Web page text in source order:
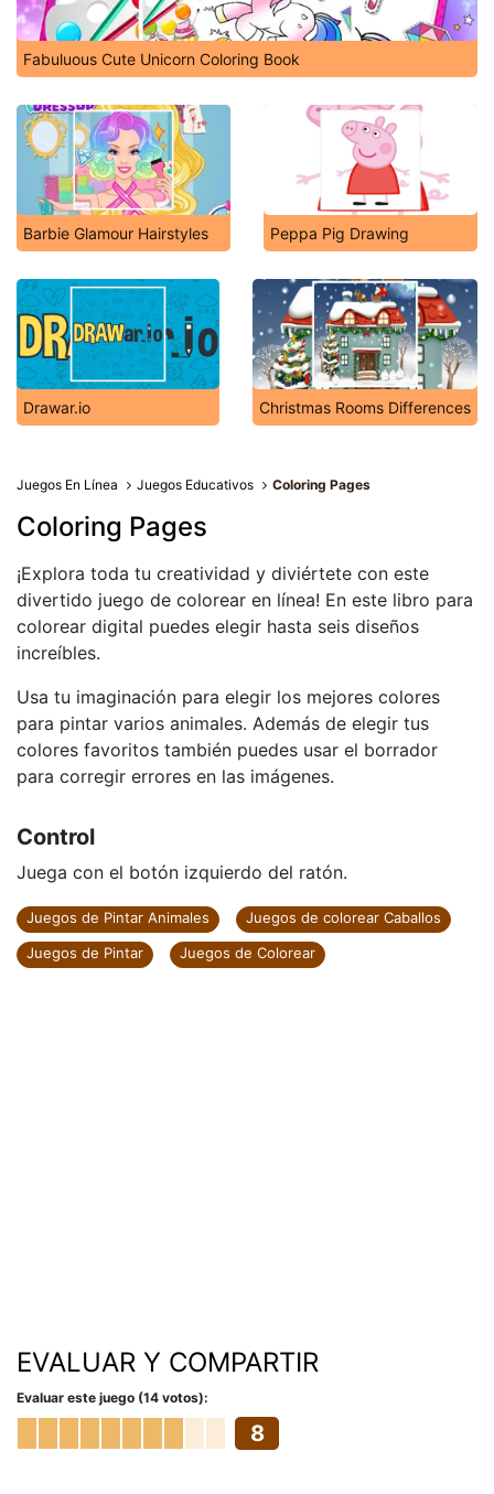
Fabuluous Cute Unicorn Coloring Book
Barbie Glamour Hairstyles Peppa Pig Drawing
Drawar.io Christmas Rooms Differences
Juegos En Línea Juegos Educativos Coloring Pages
Coloring Pages
¡Explora toda tu creatividad y diviértete con este
divertido juego de colorear en línea! En este libro para
colorear digital puedes elegir hasta seis diseños
increíbles.
Usa tu imaginación para elegir los mejores colores
para pintar varios animales. Además de elegir tus
colores favoritos también puedes usar el borrador
para corregir errores en las imágenes.
Control
Juega con el botón izquierdo del ratón.
Juegos de Pintar Animales
Juegos de colorear Caballos
Juegos de Pintar
Juegos de Colorear
EVALUAR Y COMPARTIR
Evaluar este juego (14 votos):
8